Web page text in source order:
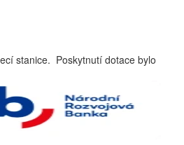
stanice. Poskytnutí dotace bylo